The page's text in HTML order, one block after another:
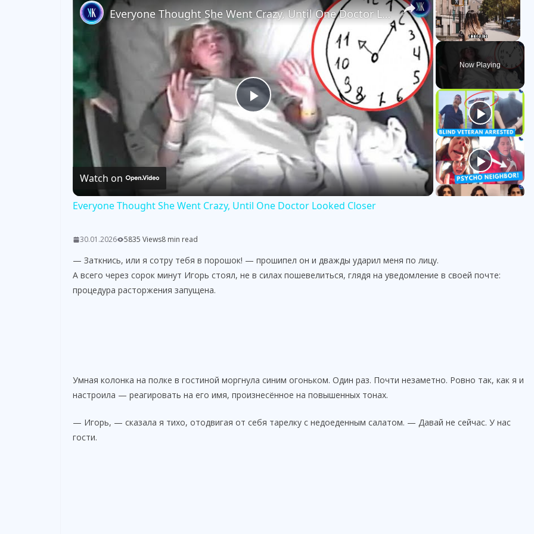
Now Playing
P
l
a
V
o
Everyone Thought She Went Crazy, Until One Doctor Looked Closer
Watch on
Everyone Thought She Went Crazy, Until One Doctor Looked Closer
30.01.2026 5835 Views8 min read
— Заткнись, или я сотру тебя в порошок! — прошипел он и дважды ударил меня по лицу.
А всего через сорок минут Игорь стоял, не в силах пошевелиться, глядя на уведомление в своей почте:
процедура расторжения запущена.
Умная колонка на полке в гостиной моргнула синим огоньком. Один раз. Почти незаметно. Ровно так, как я и
настроила — реагировать на его имя, произнесённое на повышенных тонах.
— Игорь, — сказала я тихо, отодвигая от себя тарелку с недоеденным салатом. — Давай не сейчас. У нас
гости.